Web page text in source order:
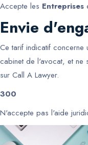
Accepte les Entreprises
Envie
Ce tarif indicatif concerne
cabinet de l'avocat, et ne
sur Call A Lawyer.
300
N'accepte pas l'aide